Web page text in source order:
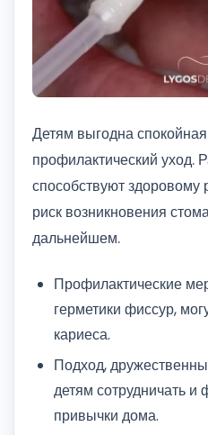
Детям выгодна
профилактический уход.
способствуют
риск возникновения
дальнейшем.
Профилактические
герметики фиссур,
кариеса.
Подход,
детям сотрудничать
привычки дома.